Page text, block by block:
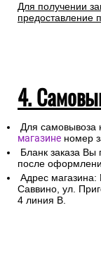
Для получении
предоставление
4.
Для самовывоза
магазине номер
Бланк заказа Вы
после
Адрес магазина:
Саввино, ул.
4 линия В.